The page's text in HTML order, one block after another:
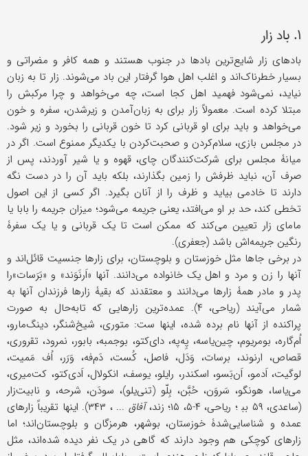
۱. باد زار
بادهای زار شایع‌ترین بادها در جنوب هستند و همه کافر و مضراتی و
بسیار خطرناک‌اند و اغلب اهل هوا گرفتار این باد می‌شوند. زار تا به زبان
نیاید، نمی‌شود فهمید اهل کجا است، چه می‌خواهد و چرا مرکبش را
مبتلا کرده است. معمولاً زار برای به زبان‌آمدن و زیرشدن، سفره و خون
می‌خواهد و باید برای او قربانی کرد تا خون قربانی را بخورد و زیر شود.
در مجلس بازی، سلام‌کردن و صحبت‌کردن با یکدیگر ممنوع است. اگر در
میانۀ مجلس برای شرکت‌کنندگان چای، قهوه و یا شیر آوردند، پس از
صرف آن، نباید ظرفش را زمین بگذارند، بلکه باید آن را در دست نگه
دارند تا خادمی بیاید و ظرف را از آنان بگیرد. اگر کسی از این اصول
تخطی کند، حد بر او می‌افتد، یعنی جریمه می‌شود؛ میزان جریمه را بابا یا
مامای زار تعیین می‌کند که ممکن است تا یک قربانی و یا یک سفرۀ
رنگین جریمه‌اش باشد (جعفری).
در برخی جاها مثل خوزستان و بلوچستان، برای زارها جنسیت قائل‌اند و
آنها را زن و مرد و اهل یک خانواده می‌دانند. آنها «اَرنَوَند» و «بَرَسات»را
پدر و مادر همۀ زارها می‌دانند و معتقدند که بقیۀ زارها فرزندان آنها به
شمار می‌آیند (ریاحی، ۴). عمده‌ترین زارهایی که تابه‌حال به صورت
پراکنده از آنها نام برده شده، اینها ست: متوری، شیخ‌شنگر، دینگ‌مارو،
اُم‌گاره، بومریوم، چین‌یاسه، پِه‌په، دای‌کتو، بوجمبه، بابور، نمرود، تقروری،
قصاص، ارنوند، برسات، وَدَل، فاصل، کُست، دَم‌فه، وَرَر، اُف مَمیت،
لوگیت، اَدمو، اَن‌بَسو، اسکندر، رایلو، یوسف، انکولال، اَدی‌کتو، کت‌میری،
می‌یاسا، هونگو، سَروَن، حُبَّن، بِلّو (تنی‌یلو)، سودَن، شرحه، و نابیت‌زار
(ساعدی، ۵۹ بب‍‌ ؛ ریاحی، ۴-۵، ۱۵؛ زند،
آفاق
... ، ۳۴۳). اینها تقریباً زارهای
عمده و شناسایی‌شدۀ خوزستان، بوشهر، هرمزگان و بلوچستان‌اند؛ اما
زارهای کوچکی هم وجود دارند که گاهی در یک نفر دیده شده‌اند، مثل